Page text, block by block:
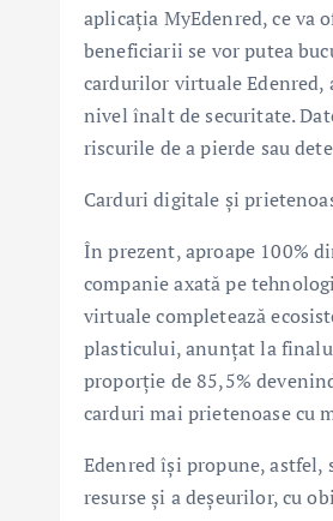
aplicația MyEdenred, ce va
beneficiarii se vor putea
cardurilor virtuale Edenred,
nivel înalt de securitate.
riscurile de a pierde sau
Carduri digitale și
În prezent, aproape 100%
companie axată pe
virtuale completează
plasticului, anunțat la
proporție de 85,5%
carduri mai prietenoase cu
Edenred își propune,
resurse și a deșeurilor, cu